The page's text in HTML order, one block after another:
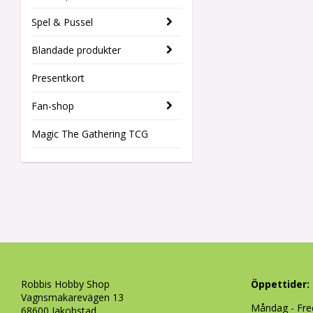
Spel & Pussel
Blandade produkter
Presentkort
Fan-shop
Magic The Gathering TCG
Robbis Hobby Shop
Vagnsmakarevägen 13
Öppettider:
Måndag -